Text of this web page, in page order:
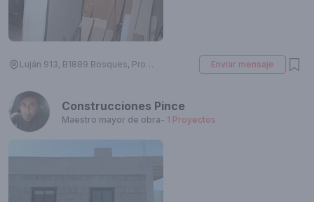
Luján 913, B1889 Bosques, Provincia de Buenos Aires, Argentina Enviar mensaje
Construcciones Pince
Maestro mayor de obra- 1 Proyectos